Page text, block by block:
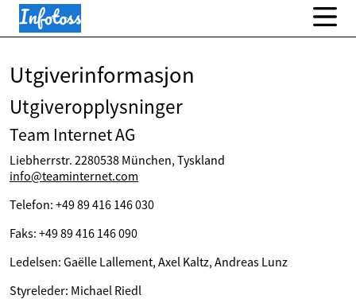
Utgiverinformasjon
Utgiveropplysninger
Team Internet AG
Liebherrstr. 2280538 München, Tyskland
info@teaminternet.com
Telefon: +49 89 416 146 030
Faks: +49 89 416 146 090
Ledelsen: Gaëlle Lallement, Axel Kaltz, Andreas Lunz
Styreleder: Michael Riedl